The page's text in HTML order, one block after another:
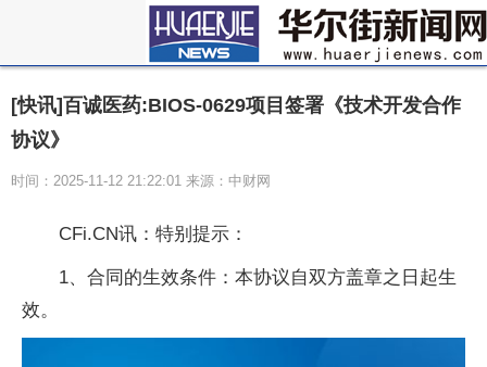
[快讯]百诚医药:BIOS-0629项目签署《技术开发合作
协议》
时间：2025-11-12 21:22:01 来源：中财网
CFi.CN讯：特别提示：
1、合同的生效条件：本协议自双方盖章之日起生
效。